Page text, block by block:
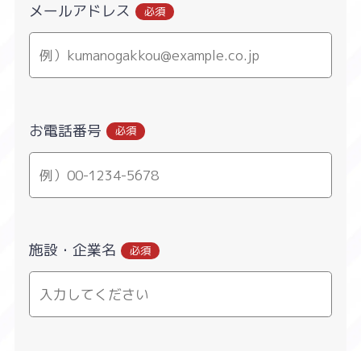
メールアドレス 必須
お電話番号 必須
施設・企業名 必須